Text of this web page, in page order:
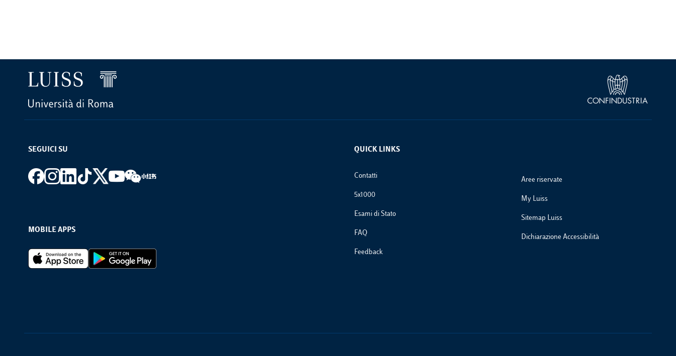
SEGUICI SU
Footer social
MOBILE APPS
Footer Apps
QUICK LINKS
Footer Links
Contatti
5x1000
Esami di Stato
FAQ
Feedback
Aree riservate
My Luiss
Sitemap Luiss
Dichiarazione Accessibilità